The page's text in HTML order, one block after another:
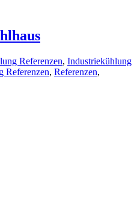
Referenzen, Industriekühlung
Referenzen, Referenzen,